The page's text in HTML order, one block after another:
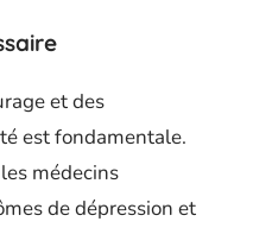
et des
est fondamentale.
médecins
de dépression et